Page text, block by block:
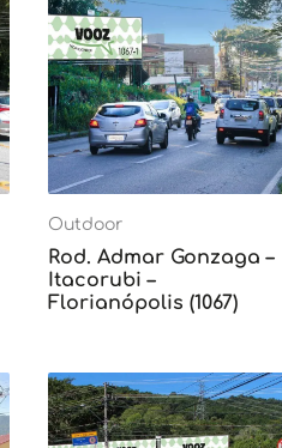
Outdoor
Rod. Admar Gonzaga –
Itacorubi –
Florianópolis (1067)